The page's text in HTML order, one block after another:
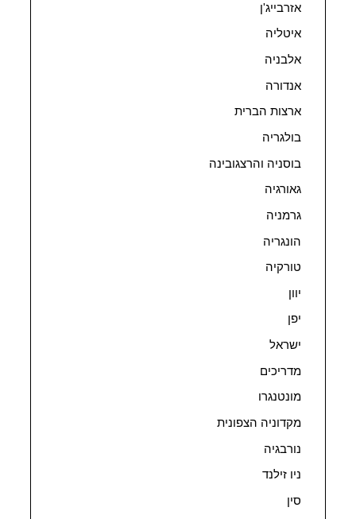
אזרבייג'ן
איטליה
אלבניה
אנדורה
ארצות הברית
בולגריה
בוסניה והרצגובינה
גאורגיה
גרמניה
הונגריה
טורקיה
יוון
יפן
ישראל
מדריכים
מונטנגרו
מקדוניה הצפונית
נורבגיה
ניו זילנד
סין